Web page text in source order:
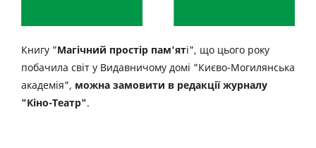
Книгу "Магічний простір пам'яті", що цього року
побачила світ у Видавничому домі "Києво-Могилянська
академія", можна замовити в редакції журналу
"Кіно-Театр".